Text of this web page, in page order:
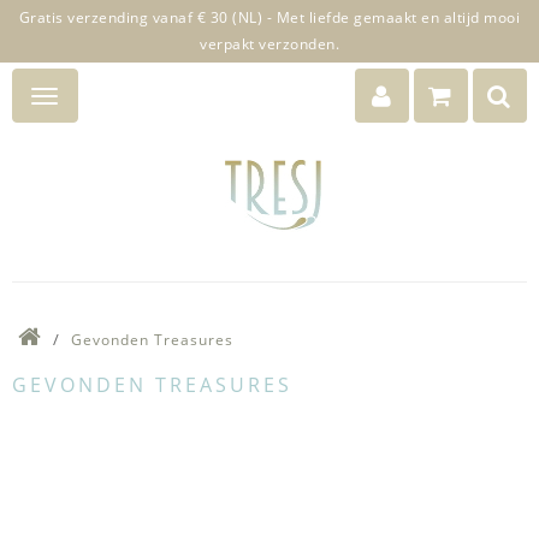
Gratis verzending vanaf € 30 (NL) - Met liefde gemaakt en altijd mooi
verpakt verzonden.
Gevonden Treasures
GEVONDEN TREASURES